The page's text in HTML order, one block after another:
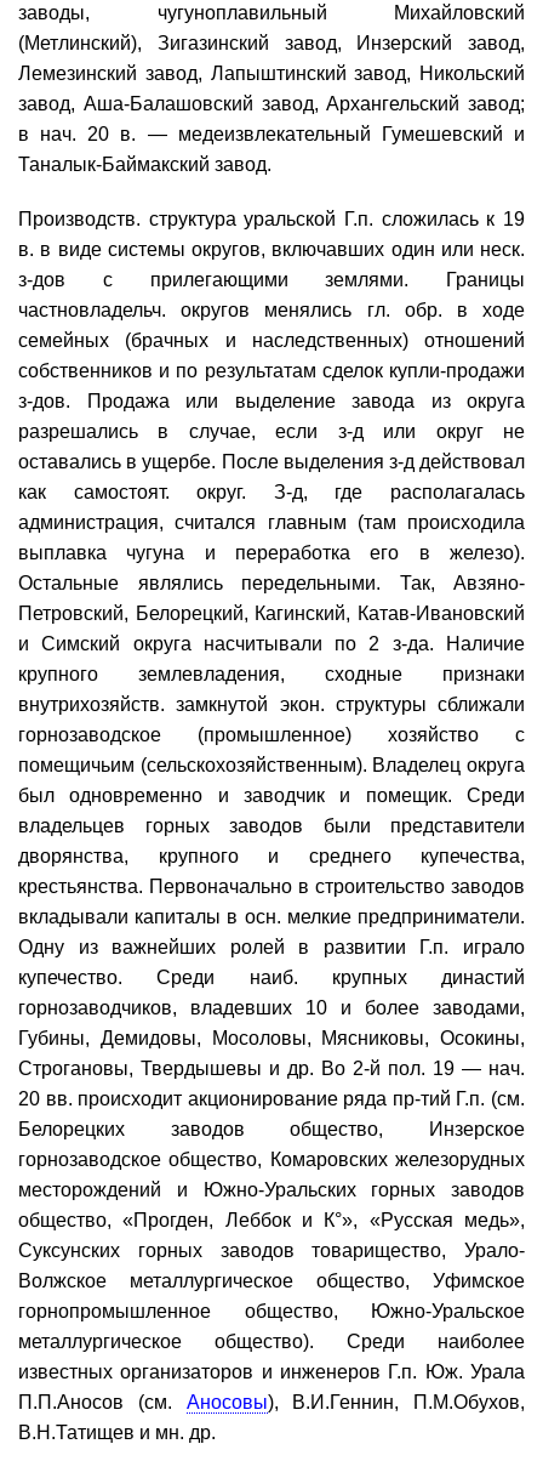
заводы, чугуноплавильный Михайловский
(Метлинский), Зигазинский завод, Инзерский завод,
Лемезинский завод, Лапыштинский завод, Никольский
завод, Аша-Балашовский завод, Архангельский завод;
в нач. 20 в. — медеизвлекательный Гумешевский и
Таналык-Баймакский завод.
Производств. структура уральской Г.п. сложилась к 19
в. в виде системы округов, включавших один или неск.
з-дов с прилегающими землями. Границы
частновладельч. округов менялись гл. обр. в ходе
семейных (брачных и наследственных) отношений
собственников и по результатам сделок купли-продажи
з-дов. Продажа или выделение завода из округа
разрешались в случае, если з-д или округ не
оставались в ущербе. После выделения з-д действовал
как самостоят. округ. З-д, где располагалась
администрация, считался главным (там происходила
выплавка чугуна и переработка его в железо).
Остальные являлись передельными. Так, Авзяно-
Петровский, Белорецкий, Кагинский, Катав-Ивановский
и Симский округа насчитывали по 2 з-да. Наличие
крупного землевладения, сходные признаки
внутрихозяйств. замкнутой экон. структуры сближали
горнозаводское (промышленное) хозяйство с
помещичьим (сельскохозяйственным). Владелец округа
был одновременно и заводчик и помещик. Среди
владельцев горных заводов были представители
дворянства, крупного и среднего купечества,
крестьянства. Первоначально в строительство заводов
вкладывали капиталы в осн. мелкие предприниматели.
Одну из важнейших ролей в развитии Г.п. играло
купечество. Среди наиб. крупных династий
горнозаводчиков, владевших 10 и более заводами,
Губины, Демидовы, Мосоловы, Мясниковы, Осокины,
Строгановы, Твердышевы и др. Во 2-й пол. 19 — нач.
20 вв. происходит акционирование ряда пр-тий Г.п. (см.
Белорецких заводов общество, Инзерское
горнозаводское общество, Комаровских железорудных
месторождений и Южно-Уральских горных заводов
общество, «Прогден, Леббок и К°», «Русская медь»,
Суксунских горных заводов товарищество, Урало-
Волжское металлургическое общество, Уфимское
горнопромышленное общество, Южно-Уральское
металлургическое общество). Среди наиболее
известных организаторов и инженеров Г.п. Юж. Урала
П.П.Аносов (см. Аносовы), В.И.Геннин, П.М.Обухов,
В.Н.Татищев и мн. др.